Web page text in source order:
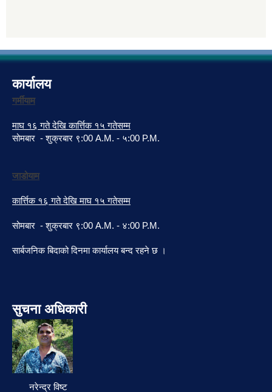
कार्यालय
गर्मीयाम
माघ १६ गते देखि कार्त्तिक १५ गतेसम्म
सोमबार - शुक्रबार ९:00 A.M. - ५:00 P.M.
जाडोयाम
कार्त्तिक १६ गते देखि माघ १५ गतेसम्म
सोमबार - शुक्रबार ९:00 A.M. - ४:00 P.M.
सार्बजनिक बिदाको दिनमा कार्यालय बन्द रहने छ ।
सुचना अधिकारी
नरेन्द्र विष्ट